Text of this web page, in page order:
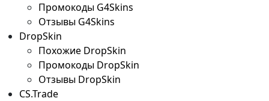
Промокоды G4Skins
Отзывы G4Skins
DropSkin
Похожие DropSkin
Промокоды DropSkin
Отзывы DropSkin
CS.Trade